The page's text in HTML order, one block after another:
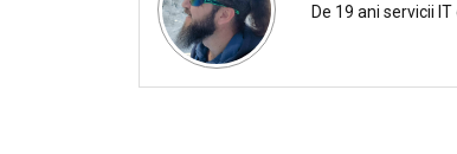
De 19 ani servicii